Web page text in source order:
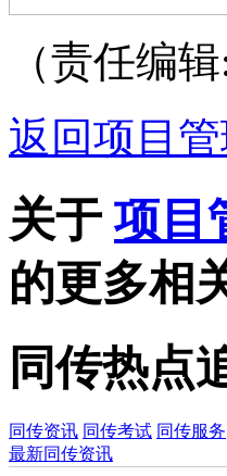
（责任编
返回项目
关于项目
的更多相
同传热点
同传资讯 同传考试 同传服务
最新同传资讯